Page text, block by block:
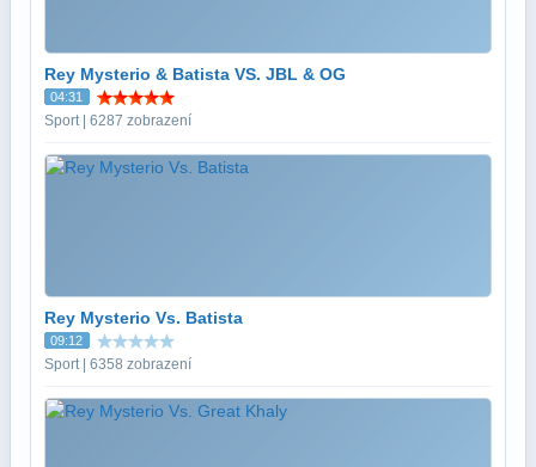
Rey Mysterio & Batista VS. JBL & OG
04:31
Sport | 6287 zobrazení
Rey Mysterio Vs. Batista
09:12
Sport | 6358 zobrazení